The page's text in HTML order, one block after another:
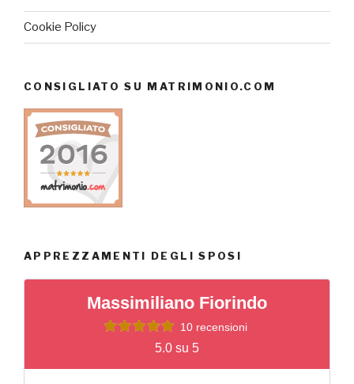
Cookie Policy
CONSIGLIATO SU MATRIMONIO.COM
APPREZZAMENTI DEGLI SPOSI
Massimiliano Fiorindo
10 recensioni
5.0 su 5